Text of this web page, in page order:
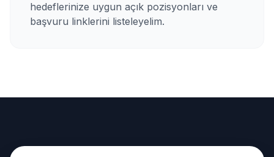
hedeflerinize uygun açık pozisyonları ve
başvuru linklerini listeleyelim.